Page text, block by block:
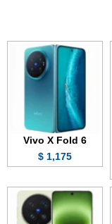
Vivo X Fold 6
1,175 $